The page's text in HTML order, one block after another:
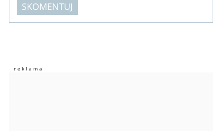
SKOMENTUJ
Imię (Wymagane)